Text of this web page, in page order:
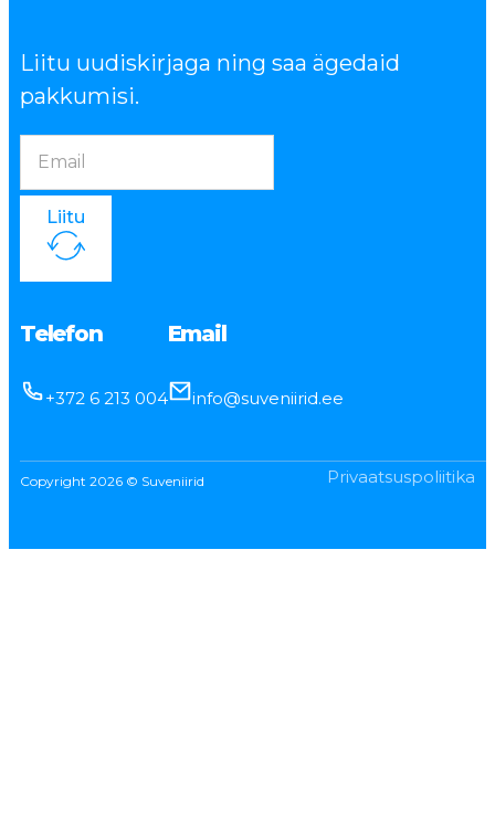
Liitu uudiskirjaga ning saa ägedaid
pakkumisi.
Liitu
Telefon
+372 6 213 004
Email
info@suveniirid.ee
Copyright 2026 © Suveniirid Privaatsuspoliitika